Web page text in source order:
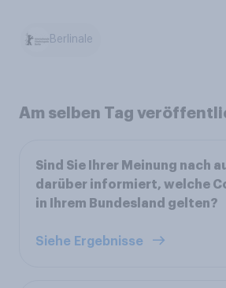
Berlinale
Am selben Tag
Sind Sie Ihrer Meinung nach
darüber informiert, welche
in Ihrem Bundesland gelten?
Siehe Ergebnisse